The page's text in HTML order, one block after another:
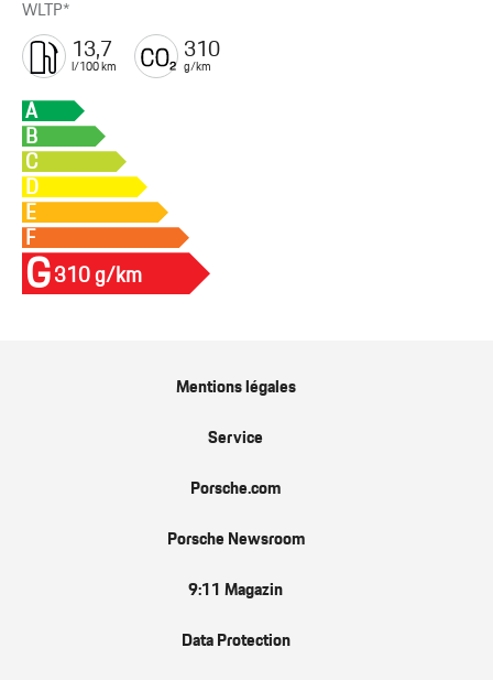
WLTP*
13,7
l/100 km
310
g/km
A
B
C
D
E
F
G310 g/km
Mentions légales
Service
Porsche.com
Porsche Newsroom
9:11 Magazin
Data Protection